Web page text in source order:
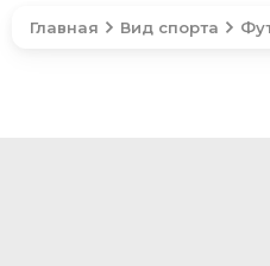
Главная Вид спорта